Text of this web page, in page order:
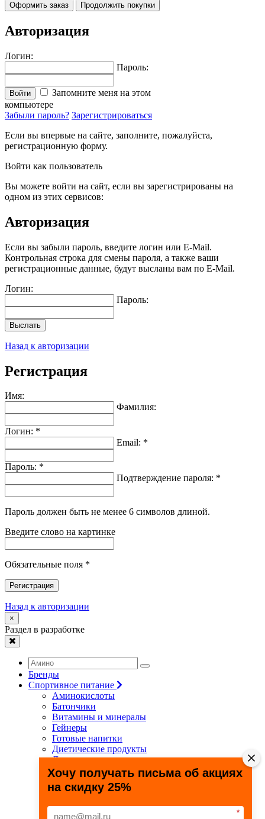
Оформить заказ Продолжить покупки
Авторизация
Логин:
Пароль:
Войти
Запомните меня на этом
компьютере
Забыли пароль? Зарегистрироваться
Если вы впервые на сайте, заполните, пожалуйста,
регистрационную форму.
Войти как пользователь
Вы можете войти на сайт, если вы зарегистрированы на
одном из этих сервисов:
Авторизация
Если вы забыли пароль, введите логин или E-Mail.
Контрольная строка для смены пароля, а также ваши
регистрационные данные, будут высланы вам по E-Mail.
Логин:
Пароль:
Выслать
Назад к авторизации
Регистрация
Имя:
Фамилия:
Логин: *
Email: *
Пароль: *
Подтверждение пароля: *
Пароль должен быть не менее 6 символов длиной.
Введите слово на картинке
Обязательные поля *
Регистрация
Назад к авторизации
×
Раздел в разработке
Бренды
Спортивное питание
Аминокислоты
Батончики
Витамины и минералы
Гейнеры
Готовые напитки
Диетические продукты
Для связок и суставов
Жиросжигатели
Здоровье и долголетие
Креатин
Специальные препараты
Хочу получать письма об акциях
на скидку 25%
*